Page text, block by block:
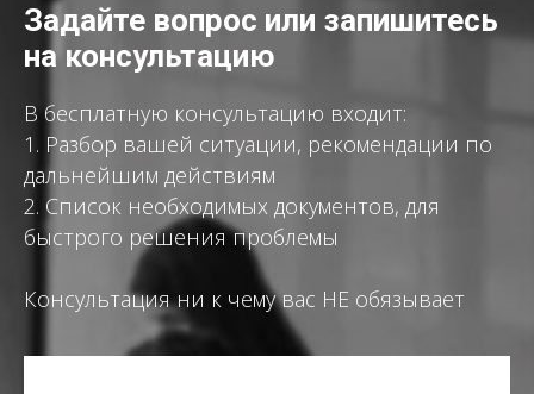
Задайте вопрос или запишитесь
на консультацию
В бесплатную консультацию входит:
1. Разбор вашей ситуации, рекомендации по
дальнейшим действиям
2. Список необходимых документов, для
быстрого решения проблемы
Консультация ни к чему вас НЕ обязывает